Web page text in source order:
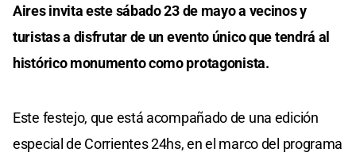
Aires invita este sábado 23 de mayo a vecinos y
turistas a disfrutar de un evento único que tendrá al
histórico monumento como protagonista.
Este festejo, que está acompañado de una edición
especial de Corrientes 24hs, en el marco del programa